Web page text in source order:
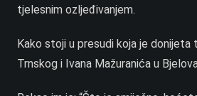
tjelesnim ozljeđivanjem.
Kako stoji u presudi koja je donijeta
Trnskog i Ivana Mažuranića u